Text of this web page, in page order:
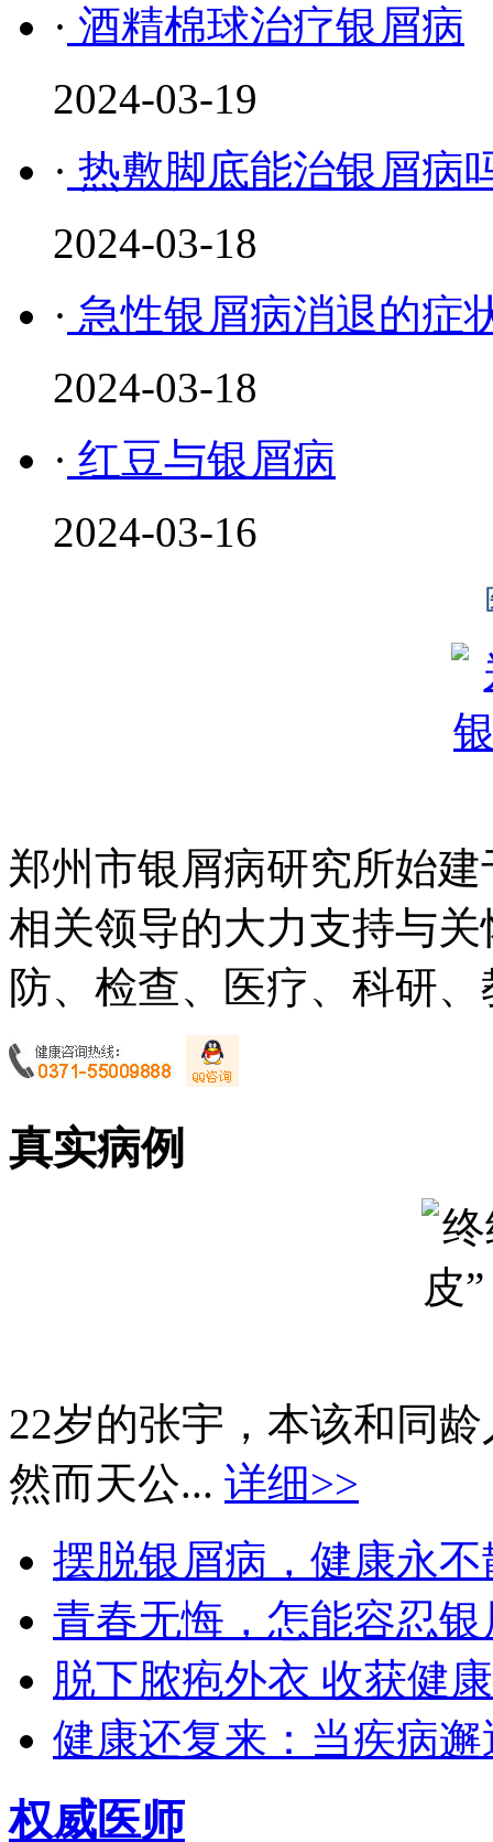
· 酒精棉球治疗银屑病
2024-03-19
· 热敷脚底能治银屑病
2024-03-18
· 急性银屑病消退的症
2024-03-18
· 红豆与银屑病
2024-03-16
郑州市银屑病研究所始
相关领导的大力支持与
防、检查、医疗、科研
真实病例
22岁的张宇，本该和同
然而天公... 详细>>
摆脱银屑病，健康永不
青春无悔，怎能容忍
脱下脓疱外衣 收获健
健康还复来：当疾病
权威医师